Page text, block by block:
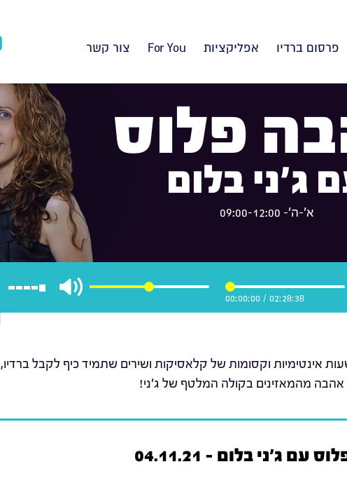
פרסום ברדיו אפליקציות For You צור קשר
פלוס
ג'ני בלום
א'-ה'- 09:00-12:00
02:28:38
/
00:00:00
אינטימיות וקסומות של קלאסיקות ושירים שתמיד כיף לקבל ברדיו,
אהבה מהמאזינים בקולה המלטף של ג'ני!
עם ג'ני בלום - 04.11.21